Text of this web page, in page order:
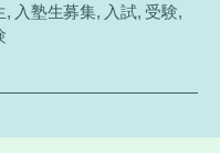
, 入塾生募集, 入試, 受験,